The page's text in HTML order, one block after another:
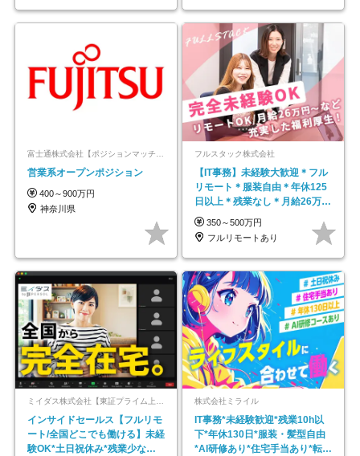
営業系オープンポジション
400～900万円
神奈川県
フルスタック株式会社
【IT事務】未経験大歓迎＊フル
リモート＊服装自由＊年休125
日以上＊残業なし＊月給26万円
以上
350～500万円
フルリモートあり
インサイドセールス【フルリモ
ート/全国どこでも働ける】未経
験OK*土日祝休み*残業少なめ*
株式会社ミライル
IT事務*未経験歓迎*残業10h以
下*年休130日*服装・髪型自由
*AI研修あり*住宅手当あり*転勤